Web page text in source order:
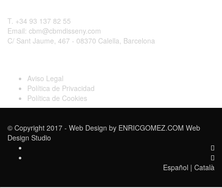
T. +34 93 137 82 55
Email: cbm@cbmdisseny.com
C/ Sant Jaume, 467 - 08370 Calella, Barcelona
Aviso Legal
Política de Privacidad
Política de Cookies
© Copyright 2017 - Web Design by ENRICGOMEZ.COM Web
Design Studio
Español | Català